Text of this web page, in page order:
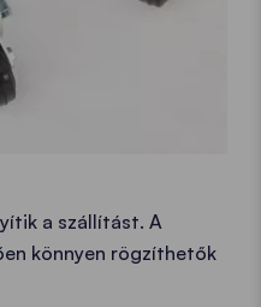
a szállítást. A
könnyen rögzíthetők